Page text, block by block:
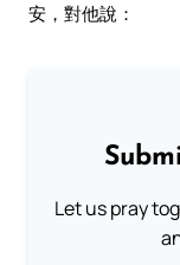
安，對他說：
Let us pray